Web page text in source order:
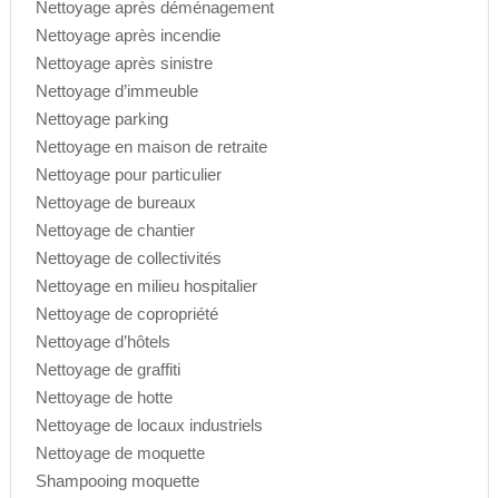
Nettoyage après déménagement
Nettoyage après incendie
Nettoyage après sinistre
Nettoyage d’immeuble
Nettoyage parking
Nettoyage en maison de retraite
Nettoyage pour particulier
Nettoyage de bureaux
Nettoyage de chantier
Nettoyage de collectivités
Nettoyage en milieu hospitalier
Nettoyage de copropriété
Nettoyage d’hôtels
Nettoyage de graffiti
Nettoyage de hotte
Nettoyage de locaux industriels
Nettoyage de moquette
Shampooing moquette